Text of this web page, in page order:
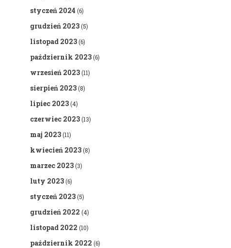
styczeń 2024 (6)
grudzień 2023(5)
listopad 2023(6)
październik 2023(6)
wrzesień 2023(11)
sierpień 2023(8)
lipiec 2023(4)
czerwiec 2023(13)
maj 2023(11)
kwiecień 2023(8)
marzec 2023(3)
luty 2023(6)
styczeń 2023(5)
grudzień 2022 (4)
listopad 2022 (10)
październik 2022 (6)